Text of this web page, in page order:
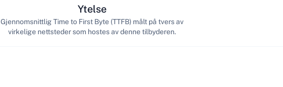
Ytelse
Gjennomsnittlig Time to First Byte (TTFB) målt på tvers av
virkelige nettsteder som hostes av denne tilbyderen.